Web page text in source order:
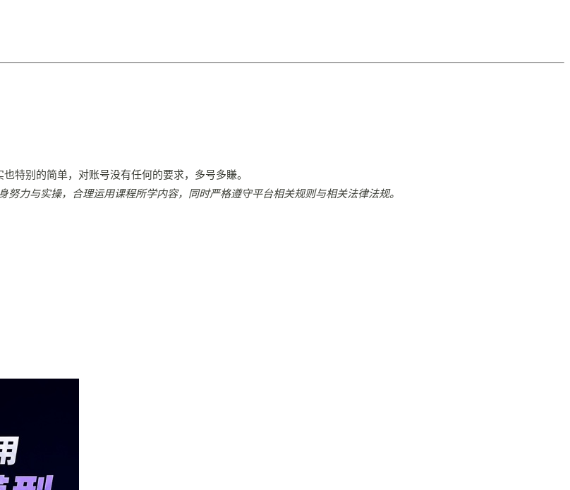
特别的简单，对账号没有任何的要求，多号多賺。
力与实操，合理运用课程所学内容，同时严格遵守平台相关规则与相关法律法规。